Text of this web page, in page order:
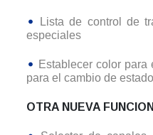
Lista de control de
especiales
Establecer color
para el cambio de estado
OTRA NUEVA